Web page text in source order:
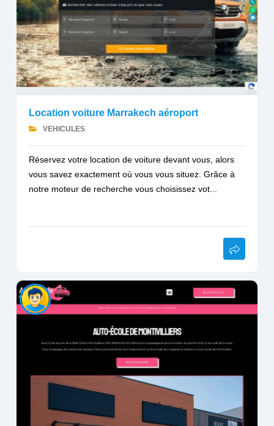
Location voiture Marrakech aéroport
VEHICULES
Réservez votre location de voiture devant vous, alors
vous savez exactement où vous vous situez. Grâce à
notre moteur de recherche vous choisissez vot...